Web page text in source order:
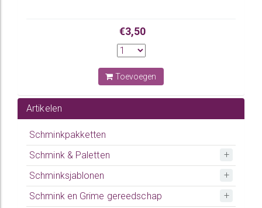
€3,50
Toevoegen
Artikelen
Schminkpakketten
Schmink & Paletten
Schminksjablonen
Schmink en Grime gereedschap